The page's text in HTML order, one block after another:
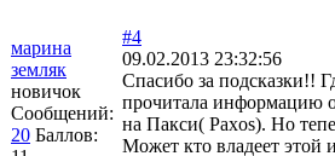
марина
земляк
новичок
Сообщений:
20 Баллов:
#4
09.02.2013 23:32:56
Спасибо за подсказки!!
прочитала информацию
на Пакси( Paxos). Но
Может кто владеет этой